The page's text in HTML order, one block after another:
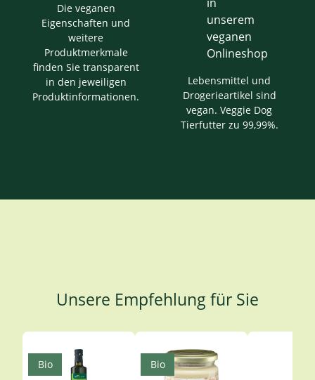
Die veganen
Eigenschaften und
weitere
Produktmerkmale
finden Sie transparent
in den jeweiligen
Produktinformationen.
Lebensmittel und
Drogerieartikel sind
vegan. Veggie Dog
Tierfutter zu 99,99%.
Unsere Empfehlung für Sie
Produktgalerie überspringen
Bio Bio